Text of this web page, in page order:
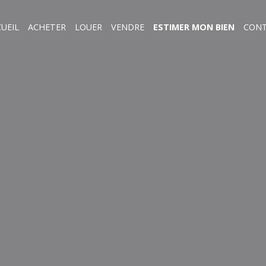
ACHETER LOUER VENDRE ESTIMER MON BIEN